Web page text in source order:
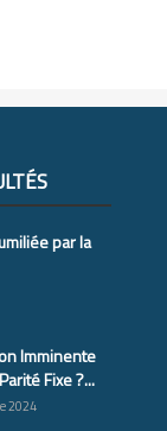
par la
Imminente
Fixe ?...
2024